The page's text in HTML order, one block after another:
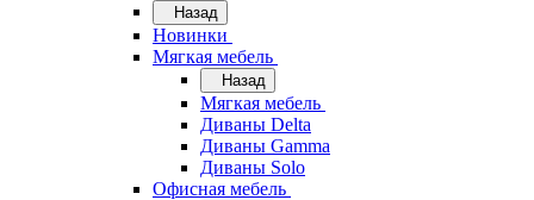
Назад
Новинки
Мягкая мебель
Назад
Мягкая мебель
Диваны Delta
Диваны Gamma
Диваны Solo
Офисная мебель